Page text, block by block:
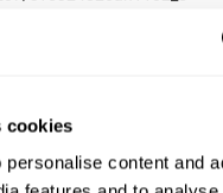
cookies
content and